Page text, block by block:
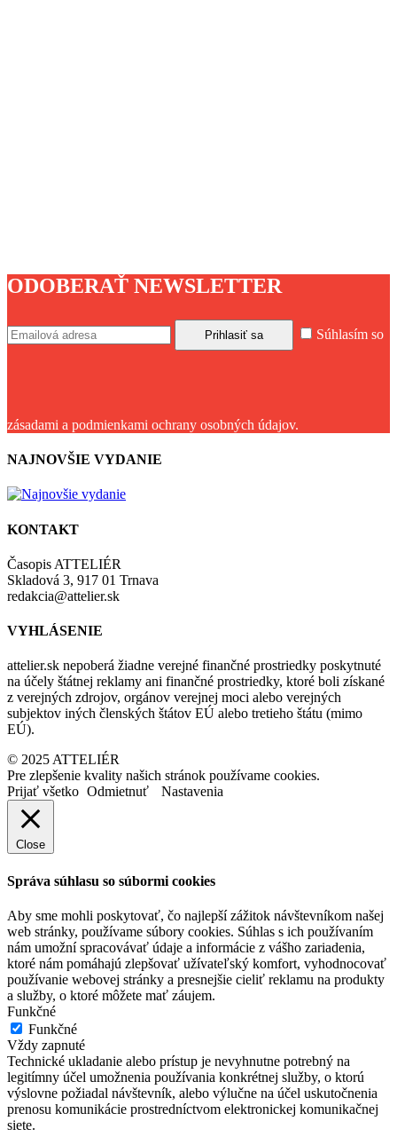
ODOBERAŤ NEWSLETTER
Súhlasím so
zásadami a podmienkami ochrany osobných údajov.
NAJNOVŠIE VYDANIE
KONTAKT
Časopis ATTELIÉR
Skladová 3, 917 01 Trnava
redakcia@attelier.sk
VYHLÁSENIE
attelier.sk nepoberá žiadne verejné finančné prostriedky poskytnuté
na účely štátnej reklamy ani finančné prostriedky, ktoré boli získané
z verejných zdrojov, orgánov verejnej moci alebo verejných
subjektov iných členských štátov EÚ alebo tretieho štátu (mimo
EÚ).
© 2025 ATTELIÉR
Pre zlepšenie kvality našich stránok používame cookies.
Prijať všetko Odmietnuť Nastavenia
Close
Správa súhlasu so súbormi cookies
Aby sme mohli poskytovať, čo najlepší zážitok návštevníkom našej
web stránky, používame súbory cookies. Súhlas s ich používaním
nám umožní spracovávať údaje a informácie z vášho zariadenia,
ktoré nám pomáhajú zlepšovať užívateľský komfort, vyhodnocovať
používanie webovej stránky a presnejšie cieliť reklamu na produkty
a služby, o ktoré môžete mať záujem.
Funkčné
Funkčné
Vždy zapnuté
Technické ukladanie alebo prístup je nevyhnutne potrebný na
legitímny účel umožnenia používania konkrétnej služby, o ktorú
výslovne požiadal návštevník, alebo výlučne na účel uskutočnenia
prenosu komunikácie prostredníctvom elektronickej komunikačnej
siete.